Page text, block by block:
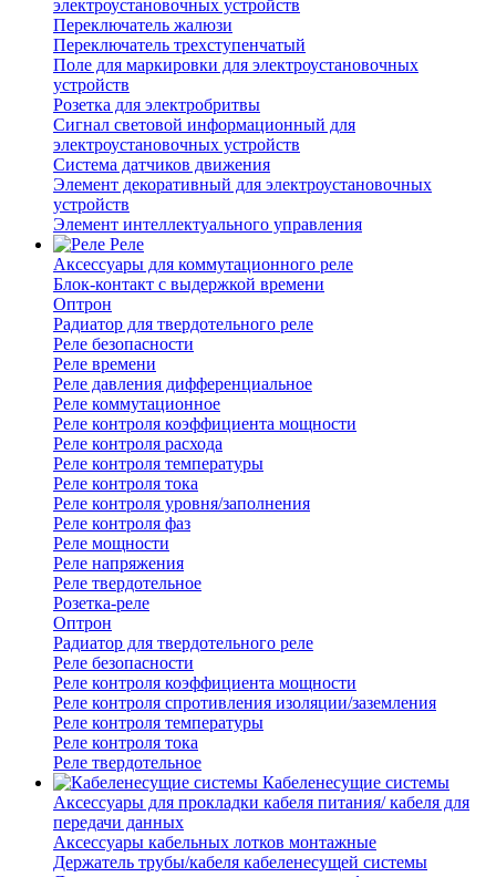
электроустановочных устройств
Переключатель жалюзи
Переключатель трехступенчатый
Поле для маркировки для электроустановочных
устройств
Розетка для электробритвы
Сигнал световой информационный для
электроустановочных устройств
Система датчиков движения
Элемент декоративный для электроустановочных
устройств
Элемент интеллектуального управления
Реле
Аксессуары для коммутационного реле
Блок-контакт с выдержкой времени
Оптрон
Радиатор для твердотельного реле
Реле безопасности
Реле времени
Реле давления дифференциальное
Реле коммутационное
Реле контроля коэффициента мощности
Реле контроля расхода
Реле контроля температуры
Реле контроля тока
Реле контроля уровня/заполнения
Реле контроля фаз
Реле мощности
Реле напряжения
Реле твердотельное
Розетка-реле
Оптрон
Радиатор для твердотельного реле
Реле безопасности
Реле контроля коэффициента мощности
Реле контроля спротивления изоляции/заземления
Реле контроля температуры
Реле контроля тока
Реле твердотельное
Кабеленесущие системы
Аксессуары для прокладки кабеля питания/ кабеля для
передачи данных
Аксессуары кабельных лотков монтажные
Держатель трубы/кабеля кабеленесущей системы